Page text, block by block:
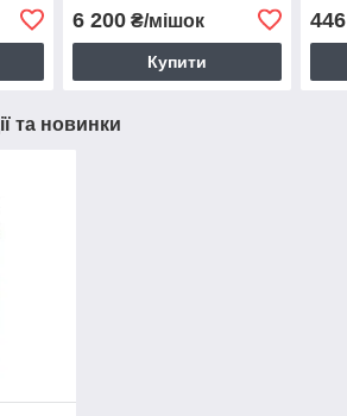
6 200₴/мішок
Купити
446
та новинки